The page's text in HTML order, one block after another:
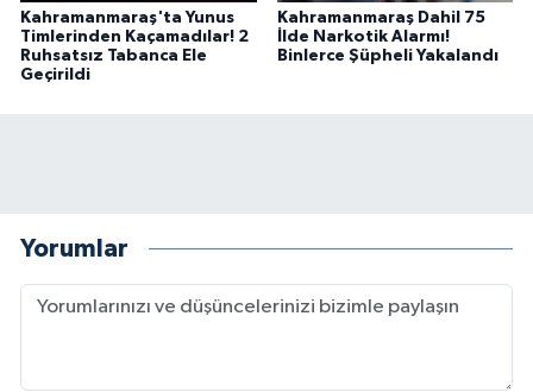
Kahramanmaraş'ta Yunus
Timlerinden Kaçamadılar! 2
Ruhsatsız Tabanca Ele
Geçirildi
Kahramanmaraş Dahil 75
İlde Narkotik Alarmı!
Binlerce Şüpheli Yakalandı
Yorumlar